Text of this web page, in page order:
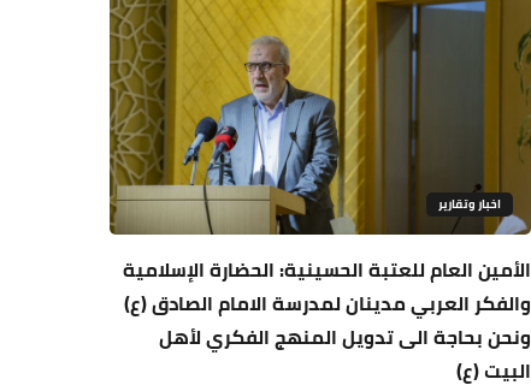
اخبار وتقارير
الأمين العام للعتبة الحسينية: الحضارة الإسلامية
والفكر العربي مدينان لمدرسة الامام الصادق (ع)
ونحن بحاجة الى تدويل المنهج الفكري لأهل
البيت (ع)